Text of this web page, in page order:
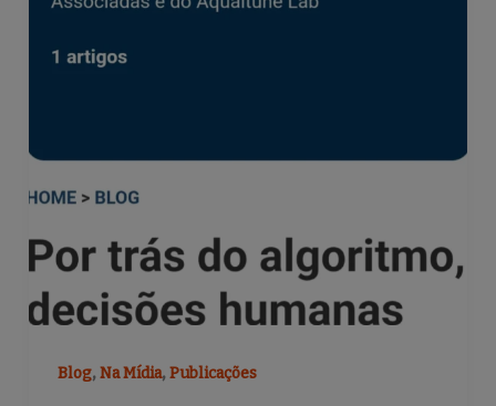
Blog,Na Mídia,Publicações